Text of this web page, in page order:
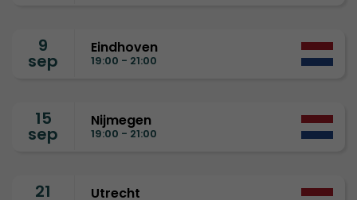
9
sep
Eindhoven
19:00 - 21:00
15
sep
Nijmegen
19:00 - 21:00
21 Utrecht